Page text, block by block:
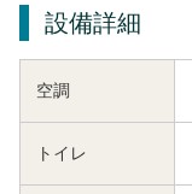
設備詳細
空調
トイレ